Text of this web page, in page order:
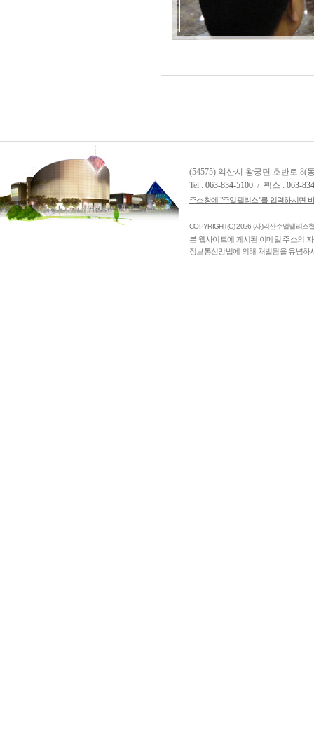
(54575) 익산시 왕궁면 호반로 8(
Tel : 063-834-5100 / 팩스 : 063-
주소창에 "주얼팰리스"를 입력하시면
COPYRIGHT(C) 2026 (사)익산주얼팰리스
본 웹사이트에 게시된 이메일 주소의
정보통신망법에 의해 처벌됨을 유념하